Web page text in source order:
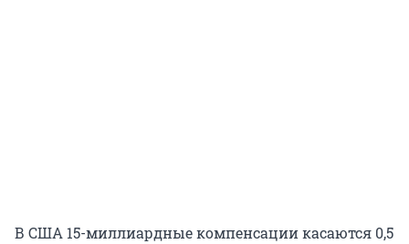
В США 15-миллиардные компенсации касаются 0,5